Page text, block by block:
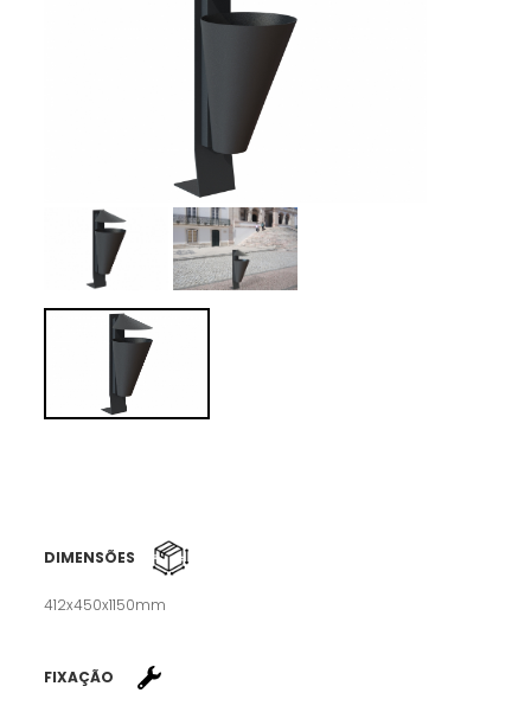
DIMENSÕES
412x450x1150mm
FIXAÇÃO